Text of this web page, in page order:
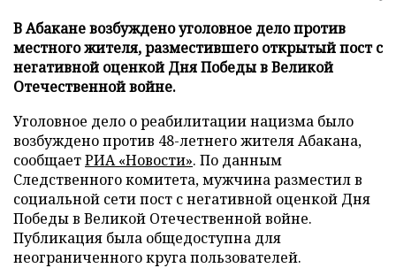
В Абакане возбуждено уголовное дело против
местного жителя, разместившего открытый пост с
негативной оценкой Дня Победы в Великой
Отечественной войне.
Уголовное дело о реабилитации нацизма было
возбуждено против 48-летнего жителя Абакана,
сообщаетРИА «Новости». По данным
Следственного комитета, мужчина разместил в
социальной сети пост с негативной оценкой Дня
Победы в Великой Отечественной войне.
Публикация была общедоступна для
неограниченного круга пользователей.